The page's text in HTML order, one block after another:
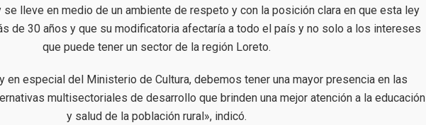
lleve en medio de un ambiente de respeto y con la posición clara en que esta ley
de 30 años y que su modificatoria afectaría a todo el país y no solo a los intereses
que puede tener un sector de la región Loreto.
en especial del Ministerio de Cultura, debemos tener una mayor presencia en las
multisectoriales de desarrollo que brinden una mejor atención a la educación
y salud de la población rural», indicó.